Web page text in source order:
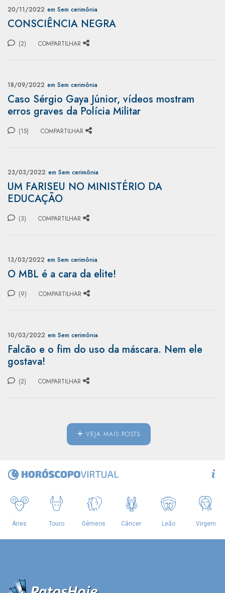
20/11/2022 em Sem cerimônia
CONSCIÊNCIA NEGRA
(2) COMPARTILHAR
18/09/2022 em Sem cerimônia
Caso Sérgio Gaya Júnior, vídeos mostram
erros graves da Polícia Militar
(15) COMPARTILHAR
23/03/2022 em Sem cerimônia
UM FARISEU NO MINISTÉRIO DA
EDUCAÇÃO
(3) COMPARTILHAR
13/03/2022 em Sem cerimônia
O MBL é a cara da elite!
(9) COMPARTILHAR
10/03/2022 em Sem cerimônia
Falcão e o fim do uso da máscara. Nem ele
gostava!
(2) COMPARTILHAR
VEJA MAIS POSTS